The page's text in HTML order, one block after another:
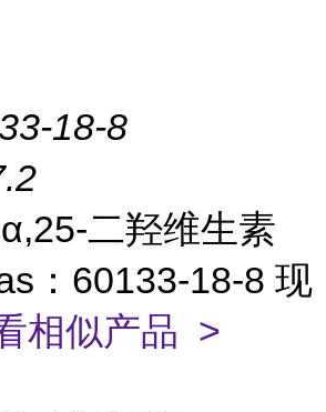
18-8
二羟维生素
：60133-18-8 现
相似产品 >